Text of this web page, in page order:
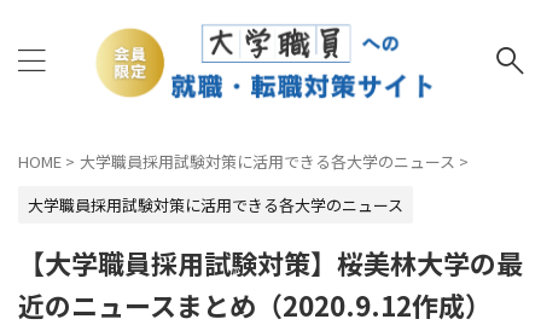
HOME > 大学職員採用試験対策に活用できる各大学のニュース >
大学職員採用試験対策に活用できる各大学のニュース
【大学職員採用試験対策】桜美林大学の最
近のニュースまとめ（2020.9.12作成）